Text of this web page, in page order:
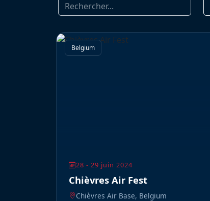
Belgium
28 - 29 juin 2024
Chièvres Air Fest
Chièvres Air Base, Belgium